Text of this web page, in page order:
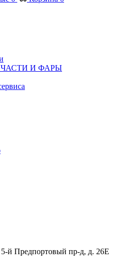
И ФАРЫ
5-й Предпортовый пр-д, д. 26Е